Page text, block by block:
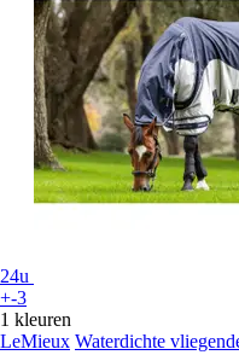
24u
+-3
1 kleuren
LeMieux Waterdichte